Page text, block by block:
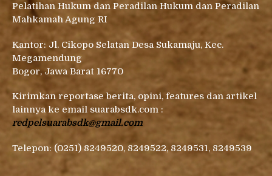
Pelatihan Hukum dan Peradilan Hukum dan Peradilan
Mahkamah Agung RI
Kantor: Jl. Cikopo Selatan Desa Sukamaju, Kec.
Megamendung
Bogor, Jawa Barat 16770
Kirimkan reportase berita, opini, features dan artikel
lainnya ke email suarabsdk.com :
redpelsuarabsdk@gmail.com
Telepon: (0251) 8249520, 8249522, 8249531, 8249539